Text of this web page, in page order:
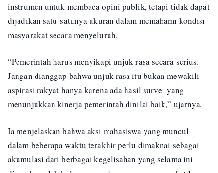
instrumen untuk membaca opini publik, tetapi tidak dapat
dijadikan satu-satunya ukuran dalam memahami kondisi
masyarakat secara menyeluruh.
“Pemerintah harus menyikapi unjuk rasa secara serius.
Jangan dianggap bahwa unjuk rasa itu bukan mewakili
aspirasi rakyat hanya karena ada hasil survei yang
menunjukkan kinerja pemerintah dinilai baik,” ujarnya.
Ia menjelaskan bahwa aksi mahasiswa yang muncul
dalam beberapa waktu terakhir perlu dimaknai sebagai
akumulasi dari berbagai kegelisahan yang selama ini